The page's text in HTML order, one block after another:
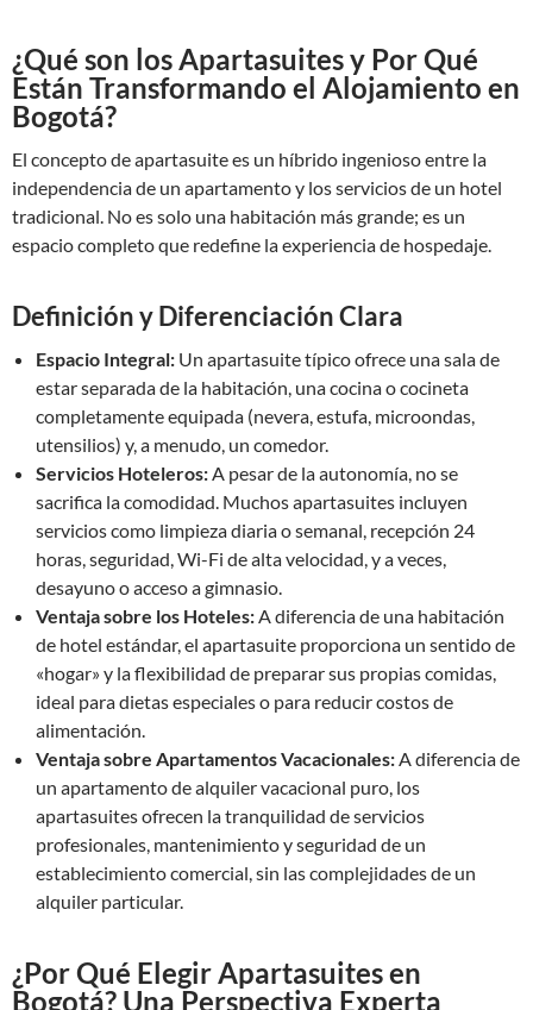
¿Qué son los Apartasuites y Por Qué
Están Transformando el Alojamiento en
Bogotá?
El concepto de apartasuite es un híbrido ingenioso entre la
independencia de un apartamento y los servicios de un hotel
tradicional. No es solo una habitación más grande; es un
espacio completo que redefine la experiencia de hospedaje.
Definición y Diferenciación Clara
Espacio Integral: Un apartasuite típico ofrece una sala de
estar separada de la habitación, una cocina o cocineta
completamente equipada (nevera, estufa, microondas,
utensilios) y, a menudo, un comedor.
Servicios Hoteleros:A pesar de la autonomía, no se
sacrifica la comodidad. Muchos apartasuites incluyen
servicios como limpieza diaria o semanal, recepción 24
horas, seguridad, Wi-Fi de alta velocidad, y a veces,
desayuno o acceso a gimnasio.
Ventaja sobre los Hoteles:A diferencia de una habitación
de hotel estándar, el apartasuite proporciona un sentido de
«hogar» y la flexibilidad de preparar sus propias comidas,
ideal para dietas especiales o para reducir costos de
alimentación.
Ventaja sobre Apartamentos Vacacionales:A diferencia de
un apartamento de alquiler vacacional puro, los
apartasuites ofrecen la tranquilidad de servicios
profesionales, mantenimiento y seguridad de un
establecimiento comercial, sin las complejidades de un
alquiler particular.
¿Por Qué Elegir Apartasuites en
Bogotá? Una Perspectiva Experta